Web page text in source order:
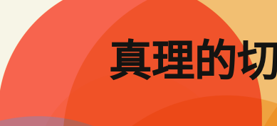
要
內
容
真理的